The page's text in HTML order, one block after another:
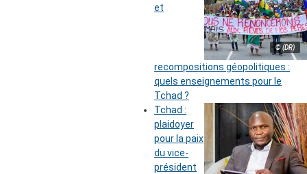
© (DR)
et
recompositions géopolitiques :
quels enseignements pour le
Tchad ?
Tchad :
plaidoyer
pour la paix
du vice-
président